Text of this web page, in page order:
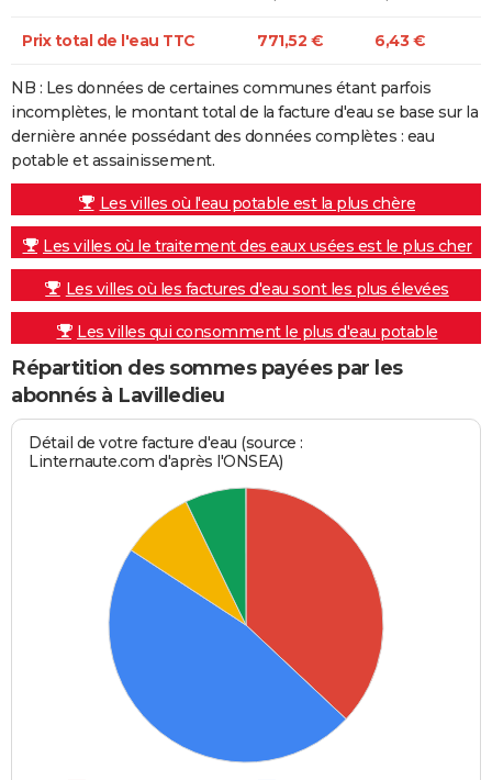
Prix total de l'eau TTC 771,52 € 6,43 €
NB : Les données de certaines communes étant parfois
incomplètes, le montant total de la facture d'eau se base sur la
dernière année possédant des données complètes : eau
potable et assainissement.
Les villes où l'eau potable est la plus chère
Les villes où le traitement des eaux usées est le plus cher
Les villes où les factures d'eau sont les plus élevées
Les villes qui consomment le plus d'eau potable
Répartition des sommes payées par les
abonnés à Lavilledieu
Détail de votre facture d'eau (source :
Linternaute.com d'après l'ONSEA)